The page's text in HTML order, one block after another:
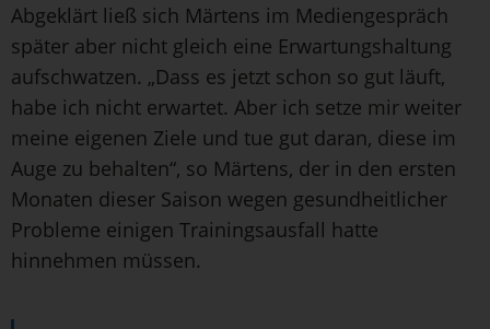
Abgeklärt ließ sich Märtens im Mediengespräch
später aber nicht gleich eine Erwartungshaltung
aufschwatzen. „Dass es jetzt schon so gut läuft,
habe ich nicht erwartet. Aber ich setze mir weiter
meine eigenen Ziele und tue gut daran, diese im
Auge zu behalten“, so Märtens, der in den ersten
Monaten dieser Saison wegen gesundheitlicher
Probleme einigen Trainingsausfall hatte
hinnehmen müssen.